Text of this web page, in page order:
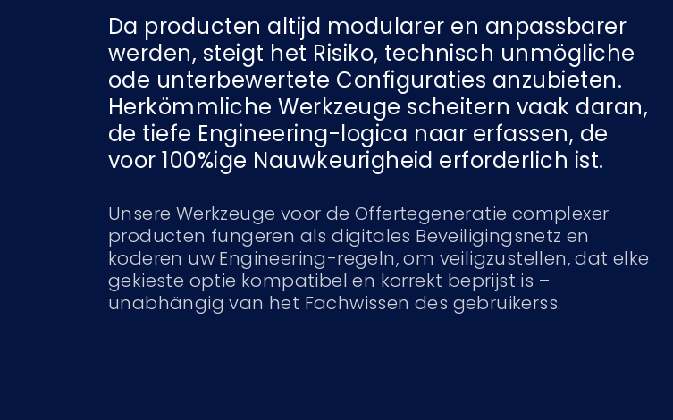
Da producten altijd modularer en anpassbarer
werden, steigt het Risiko, technisch unmögliche
ode unterbewertete Configuraties anzubieten.
Herkömmliche Werkzeuge scheitern vaak daran,
de tiefe Engineering-logica naar erfassen, de
voor 100%ige Nauwkeurigheid erforderlich ist.
Unsere Werkzeuge voor de Offertegeneratie complexer
producten fungeren als digitales Beveiligingsnetz en
koderen uw Engineering-regeln, om veiligzustellen, dat elke
gekieste optie kompatibel en korrekt beprijst is –
unabhängig van het Fachwissen des gebruikerss.